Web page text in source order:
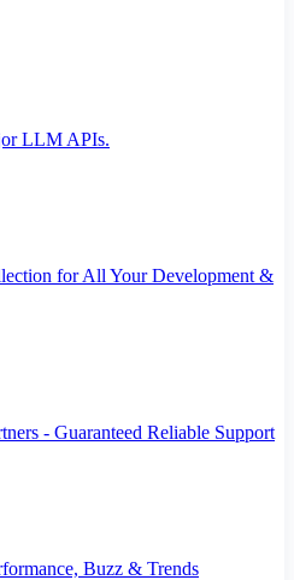
LLM APIs.
for All Your Development &
- Guaranteed Reliable Support
Buzz & Trends